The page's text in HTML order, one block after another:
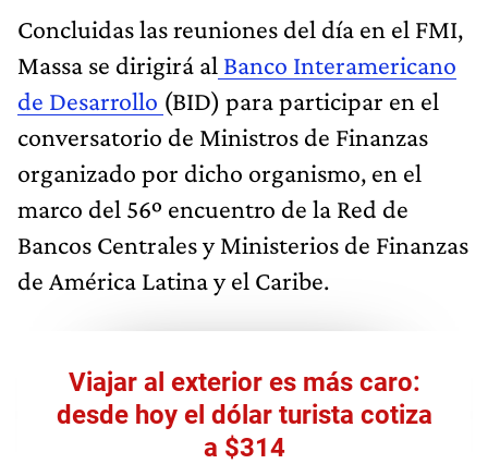
Concluidas las reuniones del día en el FMI,
Massa se dirigirá al Banco Interamericano
de Desarrollo (BID) para participar en el
conversatorio de Ministros de Finanzas
organizado por dicho organismo, en el
marco del 56º encuentro de la Red de
Bancos Centrales y Ministerios de Finanzas
de América Latina y el Caribe.
Viajar al exterior es más caro:
desde hoy el dólar turista cotiza
a $314